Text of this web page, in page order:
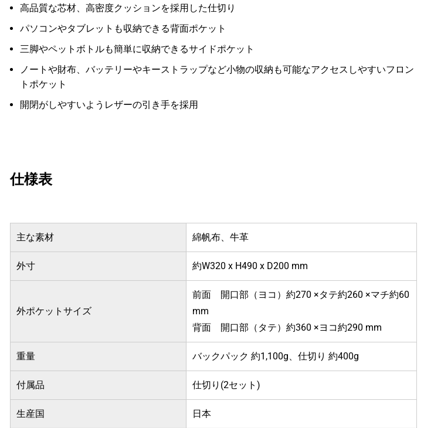
高品質な芯材、高密度クッションを採用した仕切り
パソコンやタブレットも収納できる背面ポケット
三脚やペットボトルも簡単に収納できるサイドポケット
ノートや財布、バッテリーやキーストラップなど小物の収納も可能なアクセスしやすいフロン
トポケット
開閉がしやすいようレザーの引き手を採用
仕様表
主な素材 綿帆布、牛革
外寸 約W320 x H490 x D200 mm
外ポケットサイズ
前面 開口部（ヨコ）約270 ×タテ約260 ×マチ約60
mm
背面 開口部（タテ）約360 ×ヨコ約290 mm
重量 バックパック 約1,100g、仕切り 約400g
付属品 仕切り(2セット)
生産国 日本